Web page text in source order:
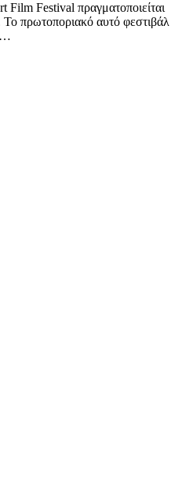
Festival πραγματοποιείται
πρωτοποριακό αυτό φεστιβάλ